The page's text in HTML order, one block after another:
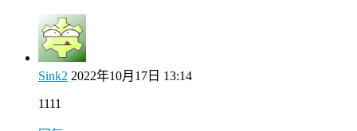
Sink2 2022年10月17日 13:14
1111